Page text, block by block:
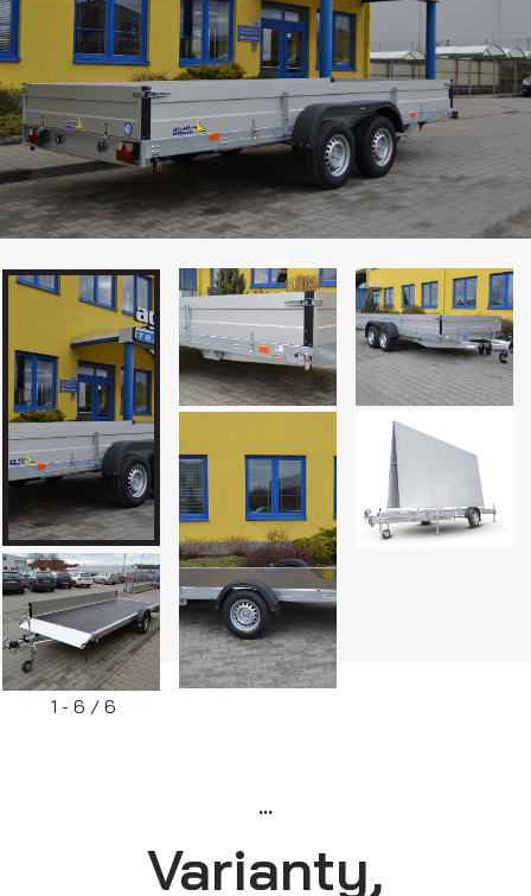
Multipřepravníky VZ O
Skříňové přívěsy
1 - 6 / 6
Přívěs Big Size
...
Varianty,